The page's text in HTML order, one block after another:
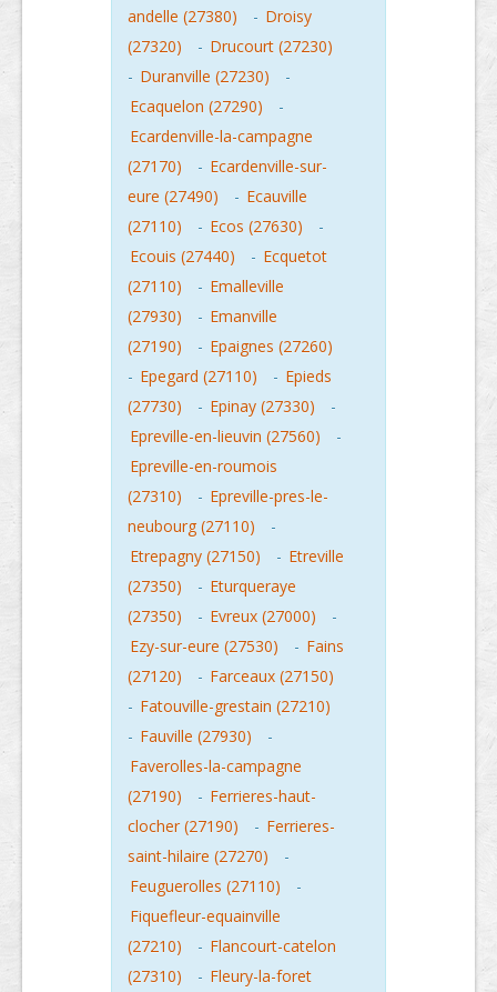
andelle (27380) - Droisy
(27320)
- Drucourt (27230)
- Duranville (27230)
-
Ecaquelon (27290)
-
Ecardenville-la-campagne
(27170)
- Ecardenville-sur-
eure (27490)
- Ecauville
(27110)
- Ecos (27630)
-
Ecouis (27440)
- Ecquetot
(27110)
- Emalleville
(27930)
- Emanville
(27190)
- Epaignes (27260)
- Epegard (27110) - Epieds
(27730)
- Epinay (27330)
-
Epreville-en-lieuvin (27560)
-
Epreville-en-roumois
(27310)
- Epreville-pres-le-
neubourg (27110)
-
Etrepagny (27150)
- Etreville
(27350)
- Eturqueraye
(27350)
- Evreux (27000)
-
Ezy-sur-eure (27530)
- Fains
(27120)
- Farceaux (27150)
- Fatouville-grestain (27210)
- Fauville (27930)
-
Faverolles-la-campagne
(27190)
- Ferrieres-haut-
clocher (27190)
- Ferrieres-
saint-hilaire (27270)
-
Feuguerolles (27110)
-
Fiquefleur-equainville
(27210)
- Flancourt-catelon
(27310)
- Fleury-la-foret